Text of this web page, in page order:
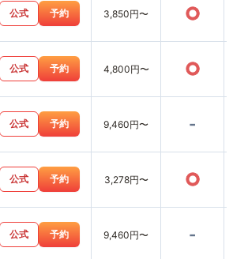
公式 予約 3,850円〜 ○
公式 予約 4,800円〜 ○
公式 予約 9,460円〜 -
公式 予約 3,278円〜 ○
公式 予約 9,460円〜 -